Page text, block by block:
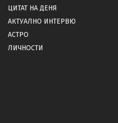
ЦИТАТ НА ДЕНЯ
АКТУАЛНО ИНТЕРВЮ
АСТРО
ЛИЧНОСТИ